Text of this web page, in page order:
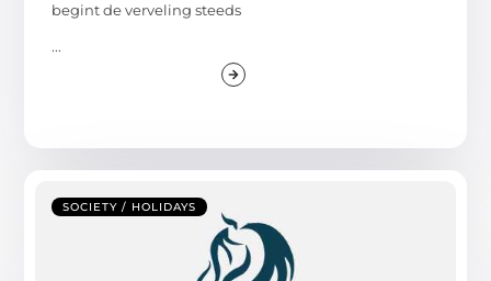
begint de verveling steeds
...
SOCIETY / HOLIDAYS